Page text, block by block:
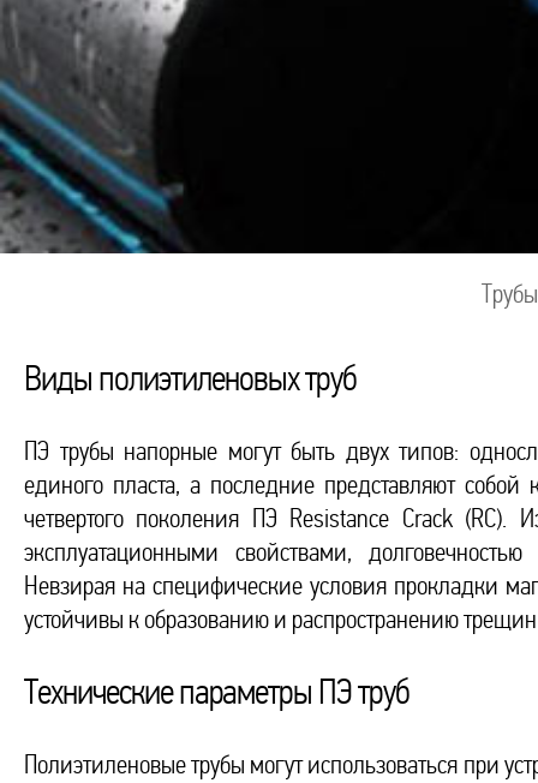
Виды полиэтиленовых труб
ПЭ трубы напорные могут быть двух типов:
единого пласта, а последние представляют собой
четвертого поколения ПЭ Resistance Crack
эксплуатационными свойствами,
Невзирая на специфические условия прокладки
устойчивы к образованию и распространению
Технические параметры ПЭ труб
Полиэтиленовые трубы могут использоваться при